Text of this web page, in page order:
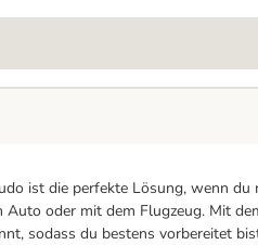
ist die perfekte Lösung, wenn
Auto oder mit dem Flugzeug. Mit
sodass du bestens vorbereitet